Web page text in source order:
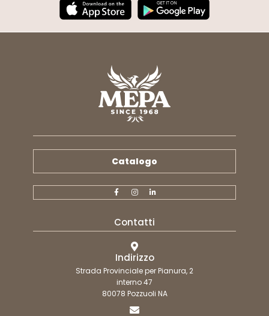
Catalogo
Contatti
Indirizzo
Strada Provinciale per Pianura, 2
interno 47
80078 Pozzuoli NA